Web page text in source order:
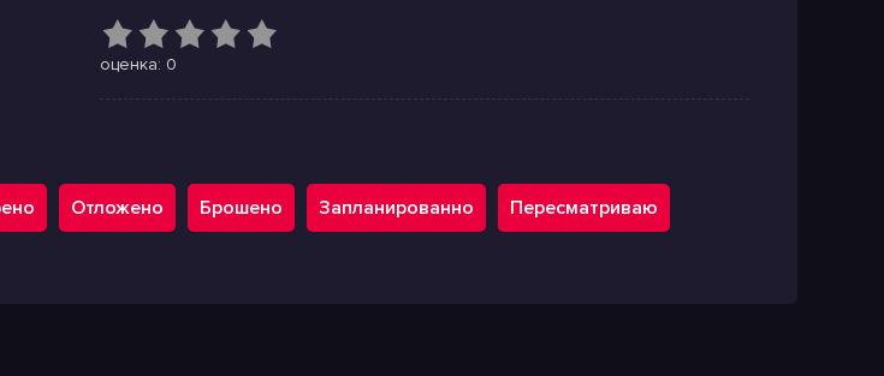
оценка: 0
Отложено Брошено Запланированно Пересматриваю